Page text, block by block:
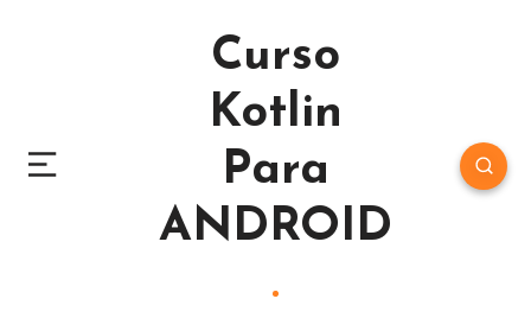
Curso
Kotlin
Para
ANDROID